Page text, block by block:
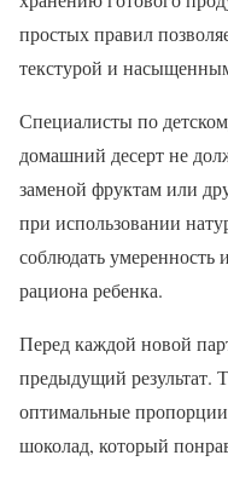
простых правил
текстурой и
Специалисты по
домашний десерт не
заменой фруктам или
при использовании
соблюдать
рациона ребенка.
Перед каждой новой
предыдущий результат.
оптимальные
шоколад, который